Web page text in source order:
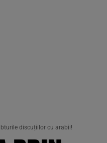
discuțiilor cu arabii!